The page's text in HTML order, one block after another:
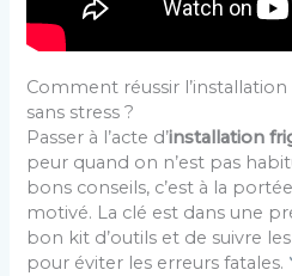
Comment réussir
sans stress ?
Passer à l’acte d’installation
peur quand on n’est pas
bons conseils, c’est à la
motivé. La clé est dans une
bon kit d’outils et de suivre
pour éviter les erreurs fatales.